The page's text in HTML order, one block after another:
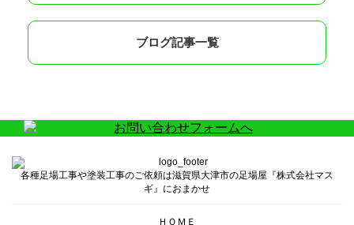
ブログ記事一覧
各種足場工事や塗装工事のご依頼は滋賀県大津市の足場屋『株式会社マス
ギ』におまかせ
ＨＯＭＥ